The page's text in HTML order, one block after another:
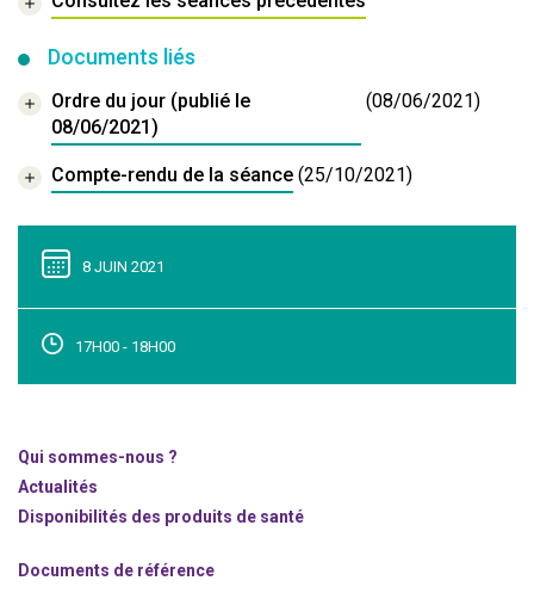
Documents liés
Ordre du jour (publié le
08/06/2021)
(08/06/2021)
Compte-rendu de la séance (25/10/2021)
8 JUIN 2021
17H00 - 18H00
Qui sommes-nous ?
Actualités
Disponibilités des produits de santé
Documents de référence